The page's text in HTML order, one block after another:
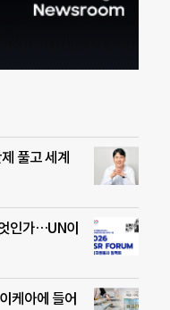
풀고 세계
인가…UN이
케아에 들어